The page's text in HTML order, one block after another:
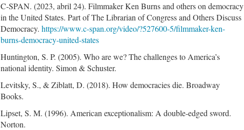
C-SPAN. (2023, abril 24). Filmmaker Ken Burns and others on democracy
in the United States. Part of The Librarian of Congress and Others Discuss
Democracy.https://www.c-span.org/video/?527600-5/filmmaker-ken-
burns-democracy-united-states
Huntington, S. P. (2005). Who are we? The challenges to America’s
national identity. Simon & Schuster.
Levitsky, S., & Ziblatt, D. (2018). How democracies die. Broadway
Books.
Lipset, S. M. (1996). American exceptionalism: A double-edged sword.
Norton.